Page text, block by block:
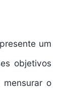
um
objetivos
o